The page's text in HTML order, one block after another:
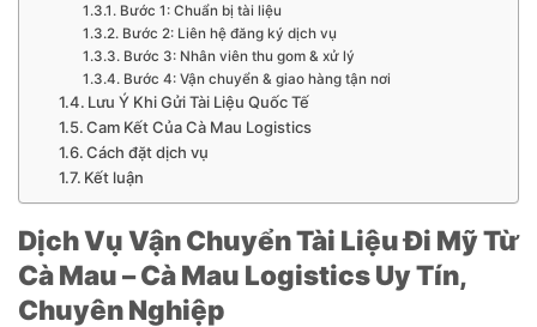
Bước 1: Chuẩn bị tài liệu
Bước 2: Liên hệ đăng ký dịch vụ
Bước 3: Nhân viên thu gom & xử lý
Bước 4: Vận chuyển & giao hàng tận nơi
Lưu Ý Khi Gửi Tài Liệu Quốc Tế
Cam Kết Của Cà Mau Logistics
Cách đặt dịch vụ
Kết luận
Dịch Vụ Vận Chuyển Tài Liệu Đi Mỹ Từ
Cà Mau – Cà Mau Logistics Uy Tín,
Chuyên Nghiệp